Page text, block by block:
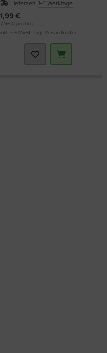
Lieferzeit: 1-4 Werktage
1,99 €
7,96 € pro 1 kg
inkl. 7 % MwSt. zzgl. Versandkosten